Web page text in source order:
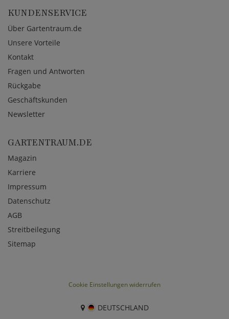
KUNDENSERVICE
Über Gartentraum.de
Unsere Vorteile
Kontakt
Fragen und Antworten
Rückgabe
Geschäftskunden
Newsletter
GARTENTRAUM.DE
Magazin
Karriere
Impressum
Datenschutz
AGB
Streitbeilegung
Sitemap
Cookie Einstellungen widerrufen
DEUTSCHLAND